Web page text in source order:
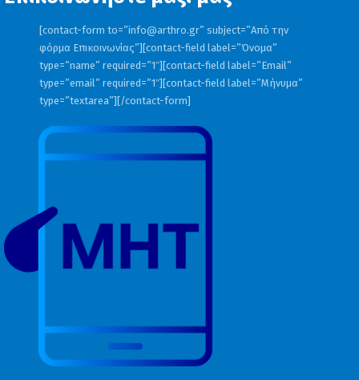
[contact-form to=”info@arthro.gr” subject=”Από την
φόρμα Επικοινωνίας”][contact-field label=”Όνομα”
type=”name” required=”1″][contact-field label=”Email”
type=”email” required=”1″][contact-field label=”Μήνυμα”
type=”textarea”][/contact-form]